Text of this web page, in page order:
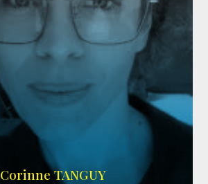
SITE OFFICIEL
Corinne TANGUY